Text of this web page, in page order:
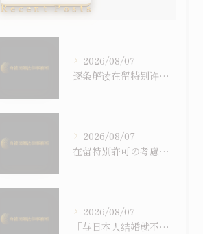
Recent Posts
2026/08/07
逐条解读在留特别许可之考量事由｜令和6年施行之入管法50条5项与主张之构筑
2026/08/07
在留特別許可の考慮事情を逐条で読む｜令和6年施行の入管法50条5項と主張の組み立て方
2026/08/07
「与日本人结婚就不会被强制遣返」之误解｜配偶在留资格与退去强制事由之关系